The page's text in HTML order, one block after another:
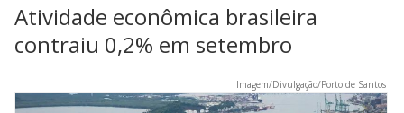
Atividade econômica brasileira
contraiu 0,2% em setembro
Imagem/Divulgação/Porto de Santos